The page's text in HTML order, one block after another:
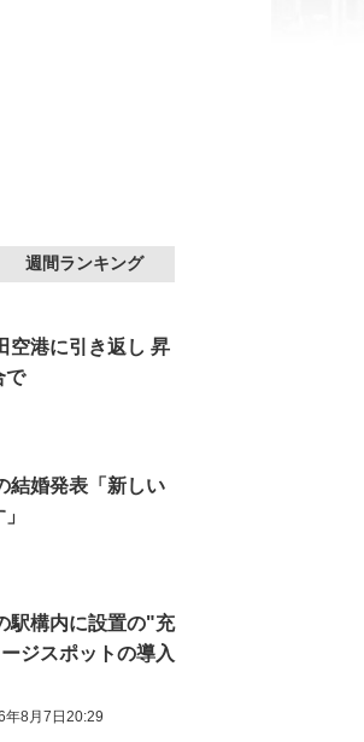
週間ランキング
空港に引き返し 昇
で
結婚発表「新しい
駅構内に設置の"充
ジスポットの導入
年8月7日20:29